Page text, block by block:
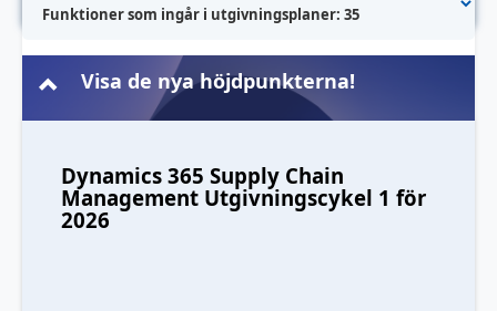
Funktioner som ingår i utgivningsplaner: 35
Visa de nya höjdpunkterna!
Dynamics 365 Supply Chain
Management Utgivningscykel 1 för
2026